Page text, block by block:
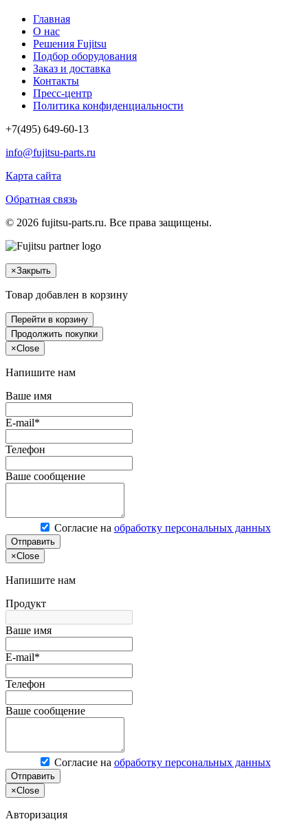
Главная
О нас
Решения Fujitsu
Подбор оборудования
Заказ и доставка
Контакты
Пресс-центр
Политика конфиденциальности
+7(495) 649-60-13
info@fujitsu-parts.ru
Карта сайта
Обратная связь
© 2026 fujitsu-parts.ru. Все права защищены.
×Закрыть
Товар добавлен в корзину
Перейти в корзину
Продолжить покупки
×Close
Напишите нам
Ваше имя
E-mail*
Телефон
Ваше сообщение
Согласие на обработку персональных данных
Отправить
×Close
Напишите нам
Продукт
Ваше имя
E-mail*
Телефон
Ваше сообщение
Согласие на обработку персональных данных
Отправить
×Close
Авторизация